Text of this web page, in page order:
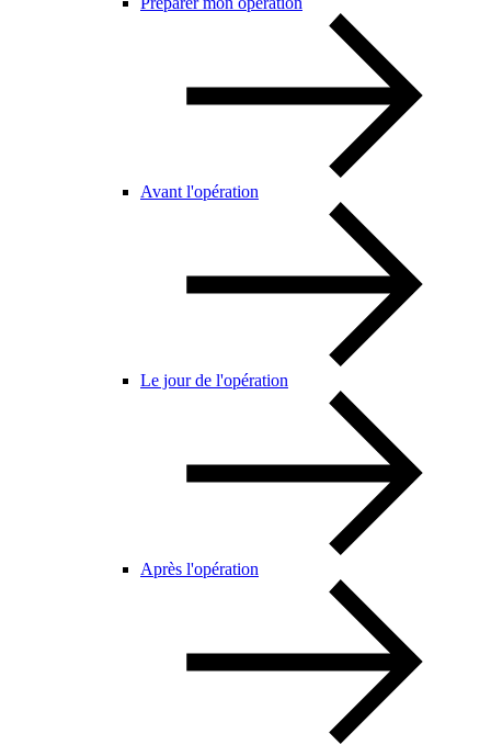
Avant l'opération
Le jour de l'opération
Après l'opération